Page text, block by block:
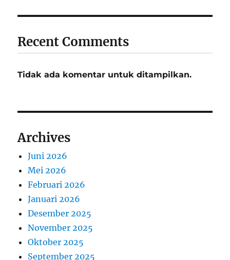
Recent Comments
Tidak ada komentar untuk ditampilkan.
Archives
Juni 2026
Mei 2026
Februari 2026
Januari 2026
Desember 2025
November 2025
Oktober 2025
September 2025